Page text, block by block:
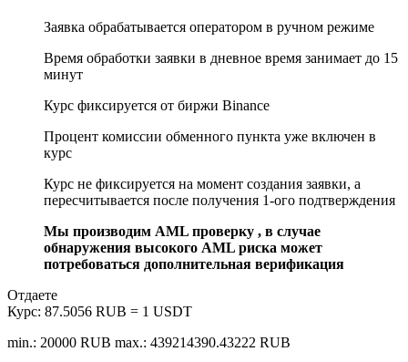
Заявка обрабатывается оператором в ручном режиме
Время обработки заявки в дневное время занимает до 15
минут
Курс фиксируется от биржи Binance
Процент комиссии обменного пункта уже включен в
курс
Курс не фиксируется на момент создания заявки, а
пересчитывается после получения 1-ого подтверждения
Мы производим AML проверку , в случае
обнаружения высокого AML риска может
потребоваться дополнительная верификация
Отдаете
Курс: 87.5056 RUB = 1 USDT
min.: 20000 RUB max.: 439214390.43222 RUB